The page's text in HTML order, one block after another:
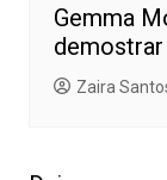
Gemma
Zaira